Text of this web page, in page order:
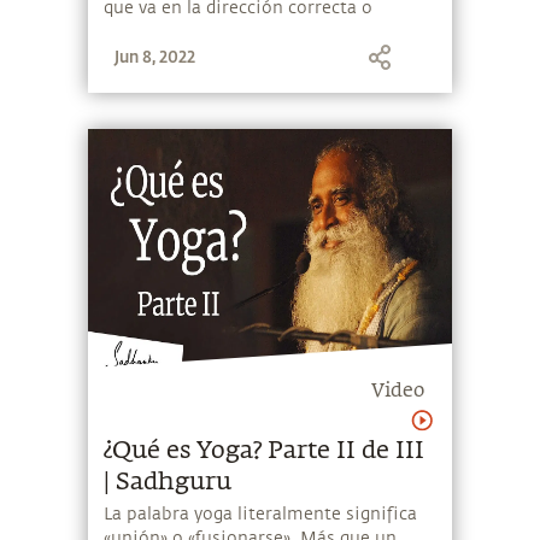
que va en la dirección correcta o
conductor está viajando por un terreno
Jun 8, 2022
Video
¿Qué es Yoga? Parte II de III
| Sadhguru
La palabra yoga literalmente significa